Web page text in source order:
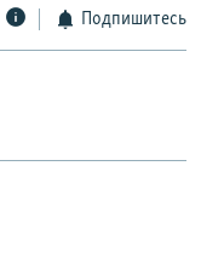
Подпишитесь